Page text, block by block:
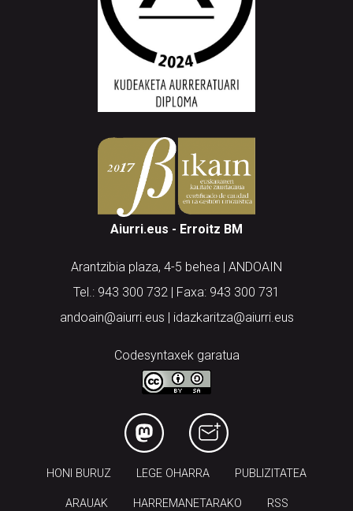
Aiurri.eus - Erroitz BM
Arantzibia plaza, 4-5 behea | ANDOAIN
Tel.: 943 300 732 | Faxa: 943 300 731
andoain@aiurri.eus | idazkaritza@aiurri.eus
Codesyntaxek garatua
HONI BURUZ LEGE OHARRA PUBLIZITATEA
ARAUAK HARREMANETARAKO RSS